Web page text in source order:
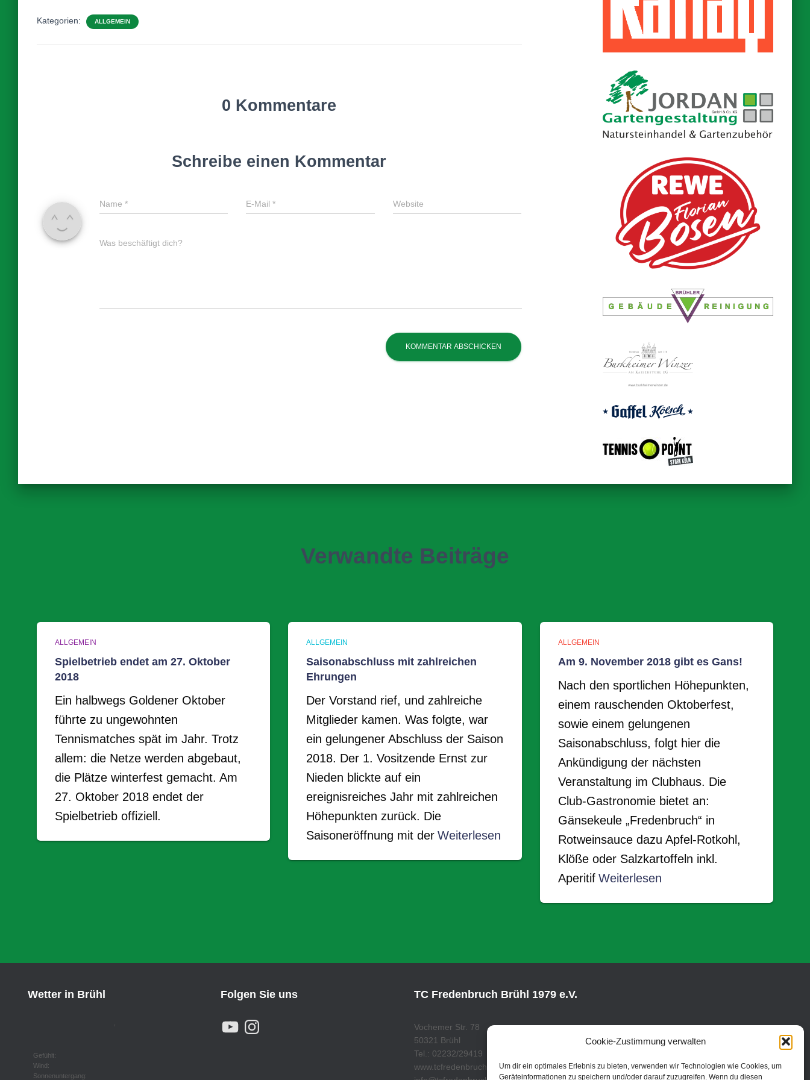
Cookie-Zustimmung verwalten
Um dir ein optimales Erlebnis zu bieten, verwenden wir Technologien wie Cookies, um
Geräteinformationen zu speichern und/oder darauf zuzugreifen. Wenn du diesen
Kategorien: ALLGEMEIN
0 Kommentare
Schreibe einen Kommentar
Name * E-Mail* Website
Was beschäftigt dich?
Verwandte Beiträge
ALLGEMEIN
Spielbetrieb endet am 27. Oktober
2018
Ein halbwegs Goldener Oktober
führte zu ungewohnten
Tennismatches spät im Jahr. Trotz
allem: die Netze werden abgebaut,
die Plätze winterfest gemacht. Am
27. Oktober 2018 endet der
Spielbetrieb offiziell.
ALLGEMEIN
Saisonabschluss mit zahlreichen
Ehrungen
Der Vorstand rief, und zahlreiche
Mitglieder kamen. Was folgte, war
ein gelungener Abschluss der Saison
2018. Der 1. Vositzende Ernst zur
Nieden blickte auf ein
ereignisreiches Jahr mit zahlreichen
Höhepunkten zurück. Die
Saisoneröffnung mit der Weiterlesen
ALLGEMEIN
Am 9. November 2018 gibt es Gans!
Nach den sportlichen Höhepunkten,
einem rauschenden Oktoberfest,
sowie einem gelungenen
Saisonabschluss, folgt hier die
Ankündigung der nächsten
Veranstaltung im Clubhaus. Die
Club-Gastronomie bietet an:
Gänsekeule „Fredenbruch“ in
Rotweinsauce dazu Apfel-Rotkohl,
Klöße oder Salzkartoffeln inkl.
Aperitif Weiterlesen
Wetter in Brühl
,
Gefühlt:
Wind:
Sonnenuntergang:
Folgen Sie uns
Y
O
N
TC Fredenbruch Brühl 1979 e.V.
Vochemer Str. 78
50321 Brühl
Tel.: 02232/29419
www.tcfredenbruch.de